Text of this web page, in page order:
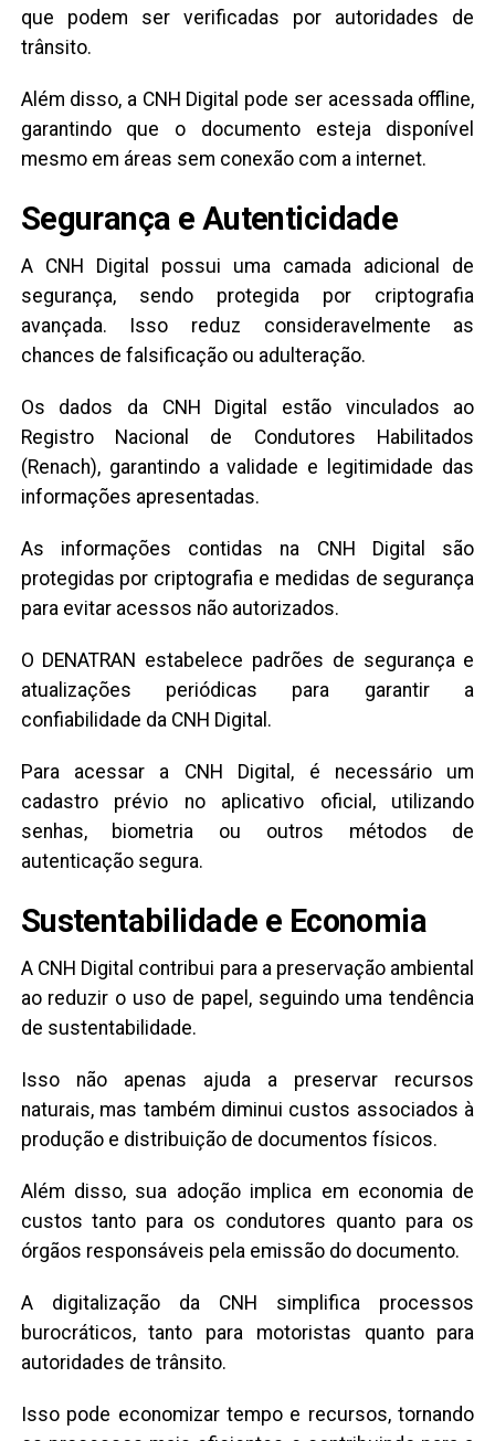
que podem ser verificadas por autoridades de
trânsito.
Além disso, a CNH Digital pode ser acessada offline,
garantindo que o documento esteja disponível
mesmo em áreas sem conexão com a internet.
Segurança e Autenticidade
A CNH Digital possui uma camada adicional de
segurança, sendo protegida por criptografia
avançada. Isso reduz consideravelmente as
chances de falsificação ou adulteração.
Os dados da CNH Digital estão vinculados ao
Registro Nacional de Condutores Habilitados
(Renach), garantindo a validade e legitimidade das
informações apresentadas.
As informações contidas na CNH Digital são
protegidas por criptografia e medidas de segurança
para evitar acessos não autorizados.
O DENATRAN estabelece padrões de segurança e
atualizações periódicas para garantir a
confiabilidade da CNH Digital.
Para acessar a CNH Digital, é necessário um
cadastro prévio no aplicativo oficial, utilizando
senhas, biometria ou outros métodos de
autenticação segura.
Sustentabilidade e Economia
A CNH Digital contribui para a preservação ambiental
ao reduzir o uso de papel, seguindo uma tendência
de sustentabilidade.
Isso não apenas ajuda a preservar recursos
naturais, mas também diminui custos associados à
produção e distribuição de documentos físicos.
Além disso, sua adoção implica em economia de
custos tanto para os condutores quanto para os
órgãos responsáveis pela emissão do documento.
A digitalização da CNH simplifica processos
burocráticos, tanto para motoristas quanto para
autoridades de trânsito.
Isso pode economizar tempo e recursos, tornando